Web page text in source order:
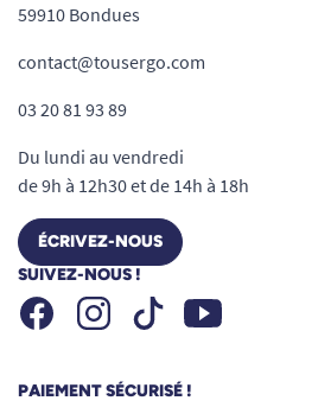
59910 Bondues
contact@tousergo.com
03 20 81 93 89
Du lundi au vendredi
de 9h à 12h30 et de 14h à 18h
ÉCRIVEZ-NOUS
SUIVEZ-NOUS !
FacebookInstagramTiktok Youtube
PAIEMENT SÉCURISÉ !